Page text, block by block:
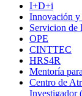
I+D+i
Innovación y
Servicion de
OPE
CINTTEC
HRS4R
Mentoría
Centro de
Investigador